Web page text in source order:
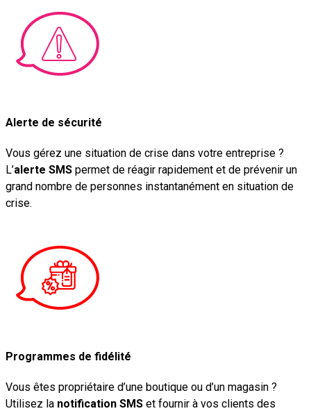
Alerte de sécurité
Vous gérez une situation de crise dans votre entreprise ?
L’alerte SMS permet de réagir rapidement et de prévenir un
grand nombre de personnes instantanément en situation de
crise.
Programmes de fidélité
Vous êtes propriétaire d’une boutique ou d’un magasin ?
Utilisez la notification SMS et fournir à vos clients des